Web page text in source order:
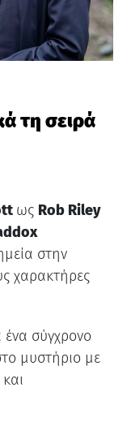
τη σειρά
ως Rob Riley
στην
χαρακτήρες
ένα σύγχρονο
μυστήριο με